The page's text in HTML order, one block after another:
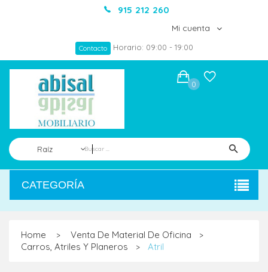
915 212 260
Mi cuenta
Contacto Horario: 09:00 - 19:00
Raíz
0
CATEGORÍA
Home > Venta De Material De Oficina >
Carros, Atriles Y Planeros > Atril